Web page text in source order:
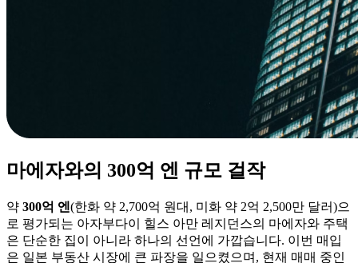
마에자와의 300억 엔 규모 걸작
약 300억 엔 (한화 약 2,700억 원대, 미화 약 2억 2,500만 달러)으
로 평가되는 아자부다이 힐스 아만 레지던스의 마에자와 주택
은 단순한 집이 아니라 하나의 선언에 가깝습니다. 이번 매입
은 일본 부동산 시장에 큰 파장을 일으켰으며, 현재 매매 중인